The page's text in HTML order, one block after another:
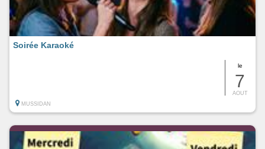
le
7
AOUT
Soirée Karaoké
MUSSIDAN